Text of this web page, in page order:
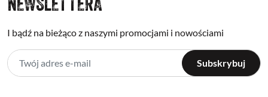
I bądź na bieżąco z naszymi promocjami i nowościami